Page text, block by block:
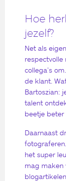
Hoe
jezelf?
Net als
respectvolle
collega’s
de klant.
Bartoszian:
talent
beetje beter
Daarnaast
het super
mag maken